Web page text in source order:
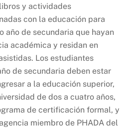
y actividades
con la educación para
año de secundaria que hayan
académica y residan en
Los estudiantes
de secundaria deben estar
a la educación superior,
de dos a cuatro años,
de certificación formal, y
miembro de PHADA del